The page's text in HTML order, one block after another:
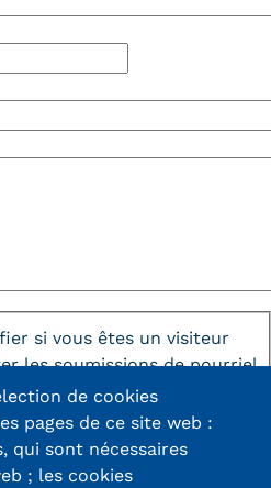
si vous êtes un visiteur
les soumissions de pourriel
de cookies
pages de ce site web :
qui sont nécessaires
; les cookies